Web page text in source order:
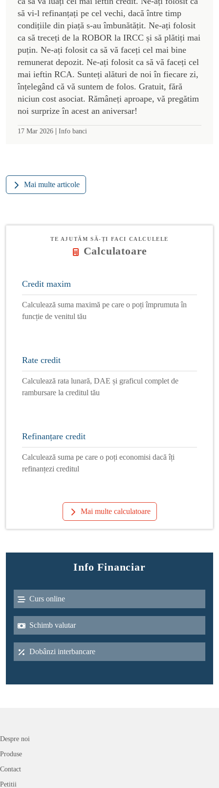
să vi-l refinanțați pe cel vechi, dacă între timp
condițiile din piață s-au îmbunătățit. Ne-ați folosit
ca să treceți de la ROBOR la IRCC și să plătiți mai
puțin. Ne-ați folosit ca să vă faceți cel mai bine
remunerat depozit. Ne-ați folosit ca să vă faceți cel
mai ieftin RCA. Sunteți alături de noi în fiecare zi,
înțelegând că vă suntem de folos. Gratuit, fără
niciun cost asociat. Rămâneți aproape, vă pregătim
noi surprize în acest an aniversar!
17 Mar 2026 | Info banci
Mai multe articole
TE AJUTĂM SĂ-ȚI FACI CALCULELE
Calculatoare
Credit maxim
Calculează suma maximă pe care o poți împrumuta în
funcție de venitul tău
Rate credit
Calculează rata lunară, DAE și graficul complet de
rambursare la creditul tău
Refinanțare credit
Calculează suma pe care o poți economisi dacă îți
refinanțezi creditul
Mai multe calculatoare
Info Financiar
Curs online
Schimb valutar
Dobânzi interbancare
Despre noi
Produse
Contact
Petitii